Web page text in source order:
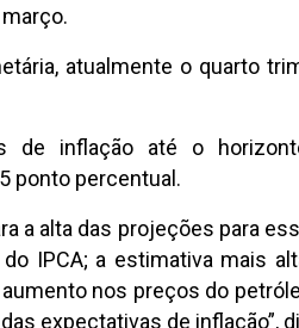
atualmente o quarto
inflação até o
ponto percentual.
a alta das projeções para
IPCA; a estimativa mais
nos preços do
expectativas de inflação”,